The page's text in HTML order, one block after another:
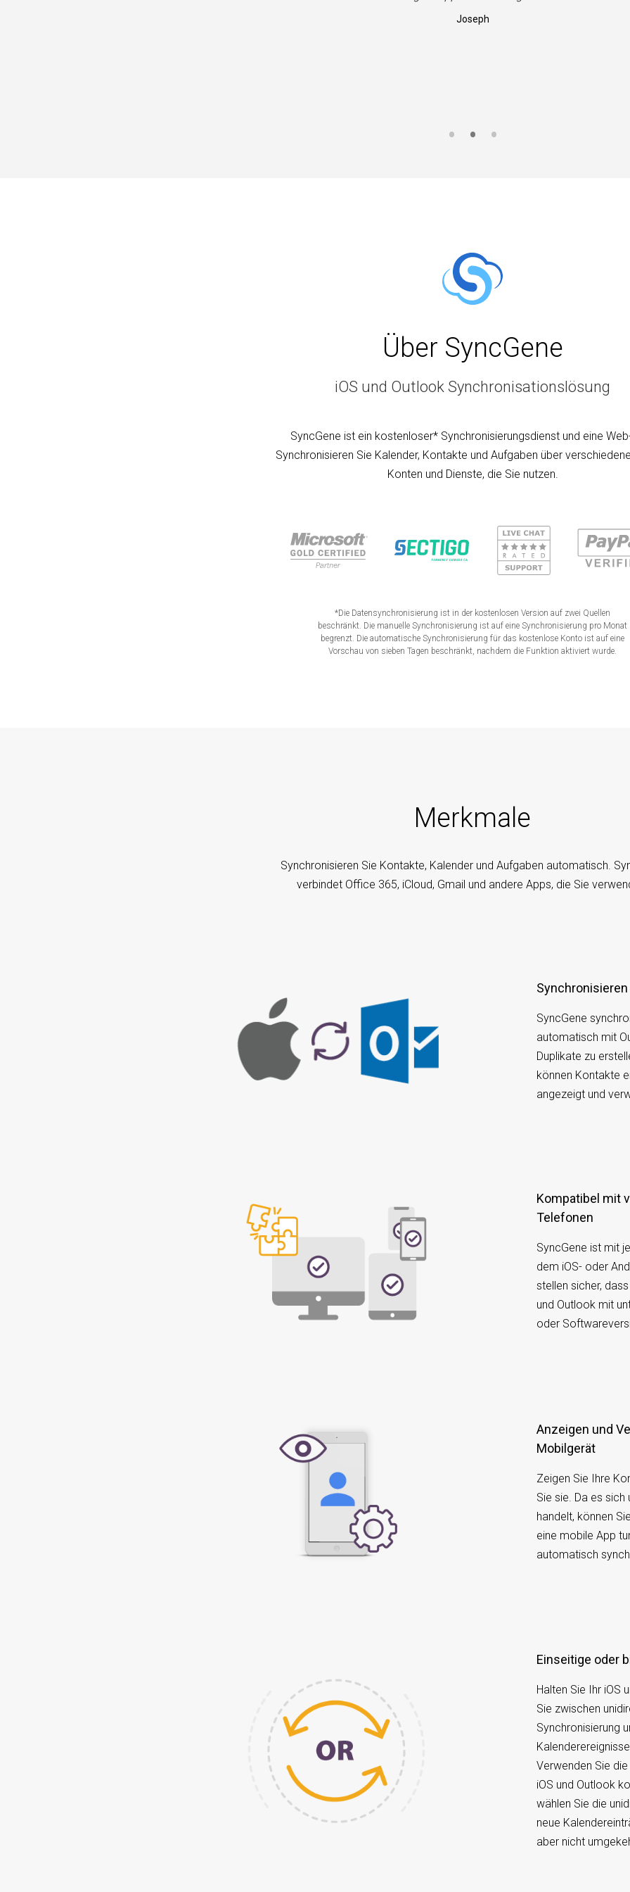
Joseph
Über SyncGene
iOS und Outlook Synchronisationslösung
SyncGene ist ein kostenloser* Synchronisierungsdienst und eine
Synchronisieren Sie Kalender, Kontakte und Aufgaben über
Konten und Dienste, die Sie nutzen.
*Die Datensynchronisierung ist in der kostenlosen Version auf zwei Quellen
beschränkt. Die manuelle Synchronisierung ist auf eine Synchronisierung pro Monat
begrenzt. Die automatische Synchronisierung für das kostenlose Konto ist auf eine
Vorschau von sieben Tagen beschränkt, nachdem die Funktion aktiviert wurde.
Merkmale
Synchronisieren Sie Kontakte, Kalender und Aufgaben automatisch.
verbindet Office 365, iCloud, Gmail und andere Apps, die Sie
SyncGene
automatisch mit
Duplikate zu
können Kontakte
angezeigt und
Kompatibel mit verschiedenen Geräten oder
Telefonen
SyncGene ist mit
dem iOS- oder
stellen sicher,
und Outlook mit
oder
Anzeigen und Verwalten von iOS auf Ihrem
Mobilgerät
Zeigen Sie Ihre
Sie sie. Da es sich
handelt, können
eine mobile App
automatisch
Einseitige oder
Halten Sie Ihr iOS
Sie zwischen
Synchronisierung
Verwenden Sie
iOS und Outlook
wählen Sie die
neue
aber nicht